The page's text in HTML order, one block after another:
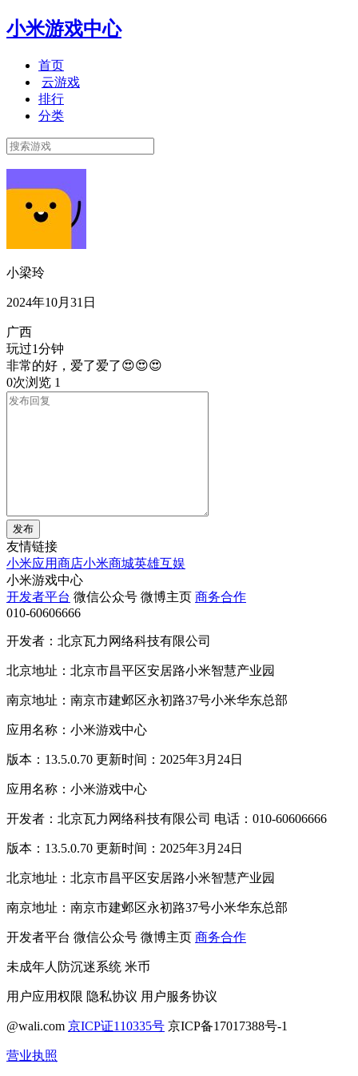
小米游戏中心
首页
云游戏
排行
分类
小梁玲
2024年10月31日
广西
玩过1分钟
非常的好，爱了爱了😍😍😍
0次浏览 1
发布
友情链接
小米应用商店小米商城英雄互娱
小米游戏中心
开发者平台 微信公众号 微博主页 商务合作
010-60606666
开发者：北京瓦力网络科技有限公司
北京地址：北京市昌平区安居路小米智慧产业园
南京地址：南京市建邺区永初路37号小米华东总部
应用名称：小米游戏中心
版本：13.5.0.70 更新时间：2025年3月24日
应用名称：小米游戏中心
开发者：北京瓦力网络科技有限公司 电话：010-60606666
版本：13.5.0.70 更新时间：2025年3月24日
北京地址：北京市昌平区安居路小米智慧产业园
南京地址：南京市建邺区永初路37号小米华东总部
开发者平台 微信公众号 微博主页 商务合作
未成年人防沉迷系统 米币
用户应用权限 隐私协议 用户服务协议
@wali.com 京ICP证110335号 京ICP备17017388号-1
营业执照